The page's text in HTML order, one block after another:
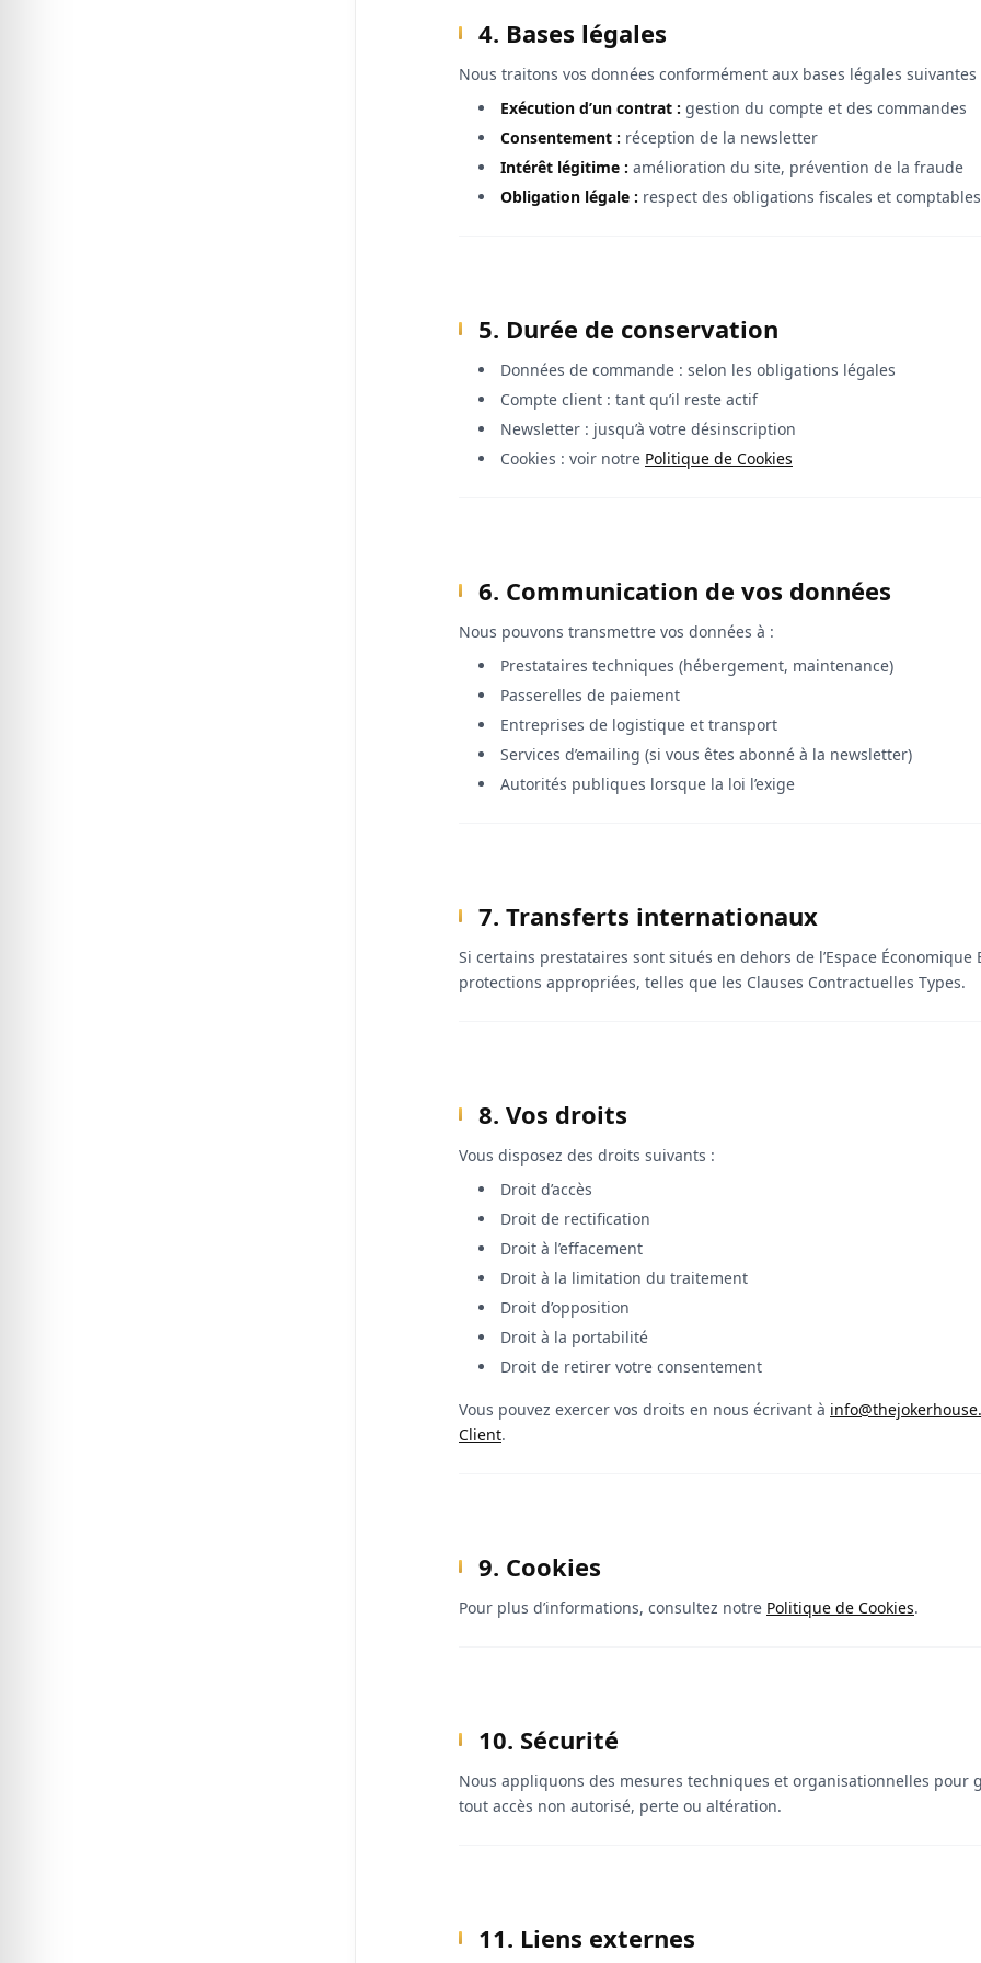
4. Bases légales
Nous traitons vos données conformément aux bases légales suivantes
Exécution d’un contrat : gestion du compte et des commandes
Consentement : réception de la newsletter
Intérêt légitime : amélioration du site, prévention de la fraude
Obligation légale : respect des obligations fiscales et comptables
5. Durée de conservation
Données de commande : selon les obligations légales
Compte client : tant qu’il reste actif
Newsletter : jusqu’à votre désinscription
Cookies : voir notre Politique de Cookies
6. Communication de vos données
Nous pouvons transmettre vos données à :
Prestataires techniques (hébergement, maintenance)
Passerelles de paiement
Entreprises de logistique et transport
Services d’emailing (si vous êtes abonné à la newsletter)
Autorités publiques lorsque la loi l’exige
7. Transferts internationaux
Si certains prestataires sont situés en dehors de l’Espace
protections appropriées, telles que les Clauses Contractuelles Types.
8. Vos droits
Vous disposez des droits suivants :
Droit d’accès
Droit de rectification
Droit à l’effacement
Droit à la limitation du traitement
Droit d’opposition
Droit à la portabilité
Droit de retirer votre consentement
Vous pouvez exercer vos droits en nous écrivant à
Client.
9. Cookies
Pour plus d’informations, consultez notre Politique de Cookies.
10. Sécurité
Nous appliquons des mesures techniques et organisationnelles pour
tout accès non autorisé, perte ou altération.
11. Liens externes